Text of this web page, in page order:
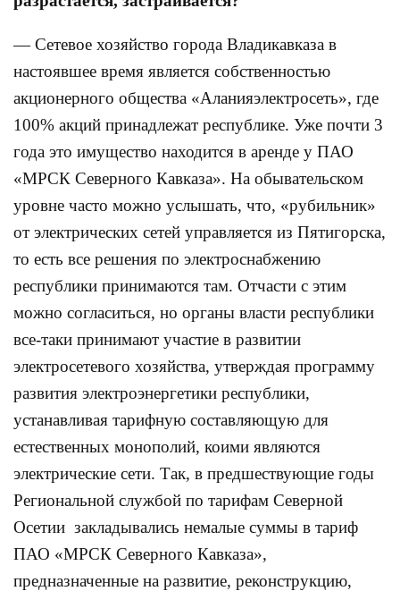
— Сетевое хозяйство города Владикавказа в
настоявшее время является собственностью
акционерного общества «Аланияэлектросеть», где
100% акций принадлежат республике. Уже почти 3
года это имущество находится в аренде у ПАО
«МРСК Северного Кавказа». На обывательском
уровне часто можно услышать, что, «рубильник»
от электрических сетей управляется из Пятигорска,
то есть все решения по электроснабжению
республики принимаются там. Отчасти с этим
можно согласиться, но органы власти республики
все-таки принимают участие в развитии
электросетевого хозяйства, утверждая программу
развития электроэнергетики республики,
устанавливая тарифную составляющую для
естественных монополий, коими являются
электрические сети. Так, в предшествующие годы
Региональной службой по тарифам Северной
Осетии закладывались немалые суммы в тариф
ПАО «МРСК Северного Кавказа»,
предназначенные на развитие, реконструкцию,